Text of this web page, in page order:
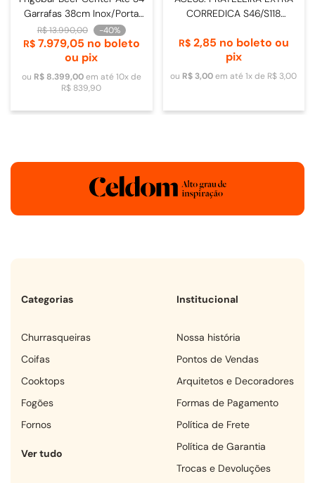
Garrafas 38cm Inox/Porta
de Vidro - 4093840009
R$13.990,00 -40%
R$ 7.979,05 no boleto
ou pix
ou R$ 8.399,00em até10x de
R$ 839,90
CORREDICA S46/S118
R$ 2,85 no boleto ou
pix
ou R$ 3,00em até1x de R$ 3,00
Categorias
churrasqueiras
coifas
cooktops
fogões
fornos
Ver tudo
Institucional
Nossa história
Pontos de Vendas
Arquitetos e Decoradores
Formas de Pagamento
Política de Frete
Política de Garantia
Trocas e Devoluções